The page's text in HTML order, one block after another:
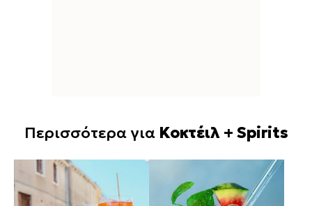
Περισσότερα για Κοκτέιλ + Spirits